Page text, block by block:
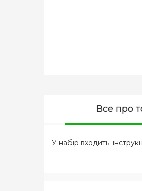
Все про
У набір входить: